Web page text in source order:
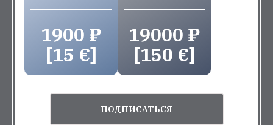
1900 ₽
[15 €]
19000 ₽
[150 €]
ПОДПИСАТЬСЯ